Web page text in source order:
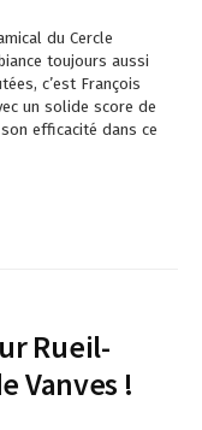
du Cercle
toujours aussi
c’est François
un solide score de
efficacité dans ce
Rueil-
Vanves !